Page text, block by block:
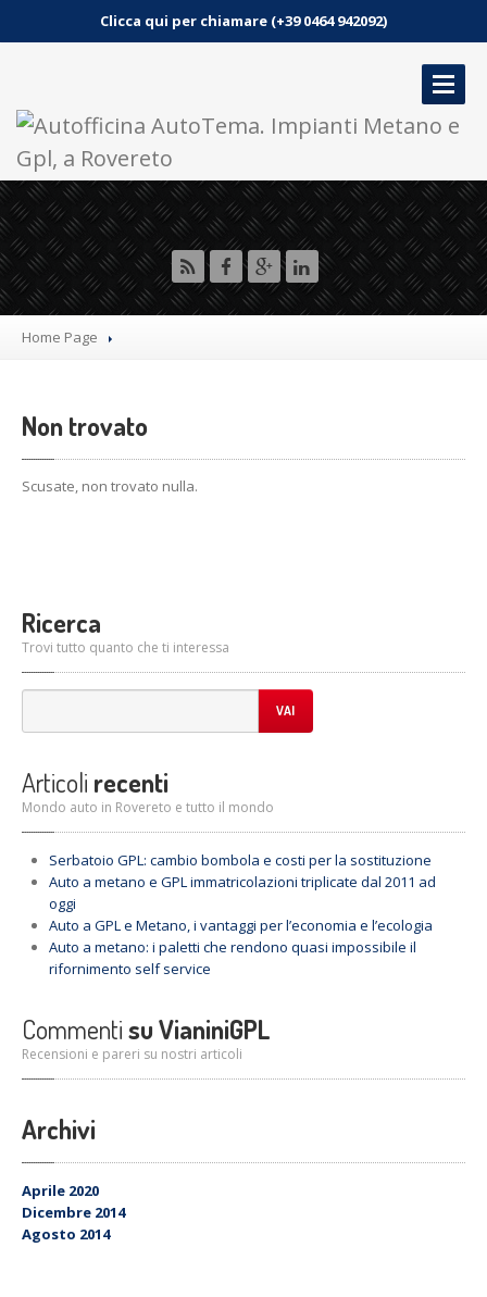
Clicca qui per chiamare (+39 0464 942092)
HOME
SERVIZI
GALLERIA
Home Page
Non trovato
Scusate, non trovato nulla.
Ricerca
Trovi tutto quanto che ti interessa
VAI
Articoli recenti
Mondo auto in Rovereto e tutto il mondo
Serbatoio GPL: cambio bombola e costi per la sostituzione
Auto a metano e GPL immatricolazioni triplicate dal 2011 ad
oggi
Auto a GPL e Metano, i vantaggi per l’economia e l’ecologia
Auto a metano: i paletti che rendono quasi impossibile il
rifornimento self service
Commentisu VianiniGPL
Recensioni e pareri su nostri articoli
Archivi
Aprile 2020
Dicembre 2014
Agosto 2014